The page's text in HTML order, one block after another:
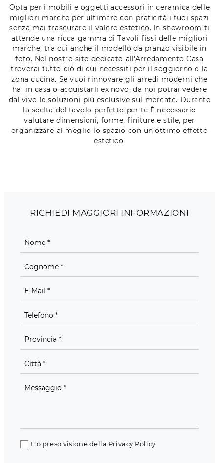
Opta per i mobili e oggetti accessori in ceramica delle
migliori marche per ultimare con praticità i tuoi spazi
senza mai trascurare il valore estetico. In showroom ti
attende una ricca gamma di Tavoli fissi delle migliori
marche, tra cui anche il modello da pranzo visibile in
foto. Nel nostro sito dedicato all'Arredamento Casa
troverai tutto ciò di cui necessiti per il soggiorno o la
zona cucina. Se vuoi rinnovare gli arredi moderni che
hai in casa o acquistarli ex novo, da noi potrai vedere
dal vivo le soluzioni più esclusive sul mercato. Durante
la scelta del tavolo perfetto per te È necessario
valutare dimensioni, forme, finiture e stile, per
organizzare al meglio lo spazio con un ottimo effetto
estetico.
RICHIEDI MAGGIORI INFORMAZIONI
Ho preso visione della Privacy Policy